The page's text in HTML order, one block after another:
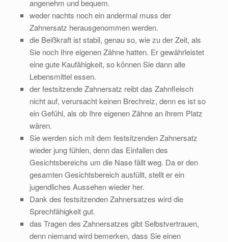
angenehm und bequem.
weder nachts noch ein andermal muss der
Zahnersatz herausgenommen werden.
die Beißkraft ist stabil, genau so, wie zu der Zeit, als
Sie noch Ihre eigenen Zähne hatten. Er gewährleistet
eine gute Kaufähigkeit, so können Sie dann alle
Lebensmittel essen.
der festsitzende Zahnersatz reibt das Zahnfleisch
nicht auf, verursacht keinen Brechreiz, denn es ist so
ein Gefühl, als ob Ihre eigenen Zähne an ihrem Platz
wären.
Sie werden sich mit dem festsitzenden Zahnersatz
wieder jung fühlen, denn das Einfallen des
Gesichtsbereichs um die Nase fällt weg. Da er den
gesamten Gesichtsbereich ausfüllt, stellt er ein
jugendliches Aussehen wieder her.
Dank des festsitzenden Zahnersatzes wird die
Sprechfähigkeit gut.
das Tragen des Zahnersatzes gibt Selbstvertrauen,
denn niemand wird bemerken, dass Sie einen